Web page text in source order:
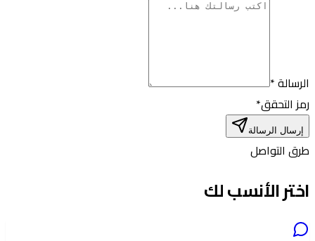
الرسالة *
رمز التحقق*
إرسال الرسالة
طرق التواصل
اختر الأنسب لك